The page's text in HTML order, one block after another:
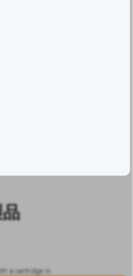
詳細情報、技術仕様書、取扱説明
ください。マニュアルとダウンロ